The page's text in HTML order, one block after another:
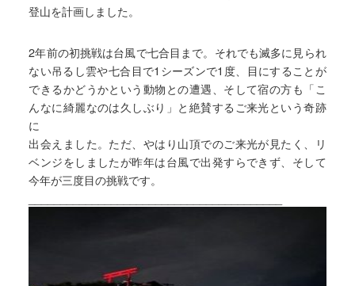
登山を計画しました。
2年前の初挑戦は台風で七合目まで。それでも滅多に見られ
ない吊るし雲や七合目で1シーズンで1度、目にすることが
できるかどうかという動物との遭遇、そして宿の方も「こ
んなに綺麗なのは久しぶり」と絶賛するご来光という奇跡
に
出会えました。ただ、やはり山頂でのご来光が見たく、リ
ベンジをしましたが昨年は台風で出発すらできず、そして
今年が三度目の挑戦です。